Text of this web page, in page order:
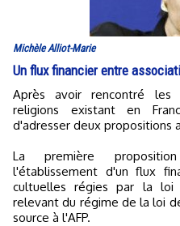
Michèle Alliot-Marie
Un flux financier entre
Après avoir rencontré les principaux responsables des
religions existant en
d'adresser deux propositions
La première
l'établissement d'un flux
cultuelles régies par la loi
relevant du régime de la loi
source à l'AFP.